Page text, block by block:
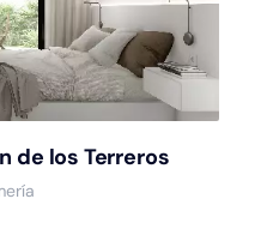
de los Terreros